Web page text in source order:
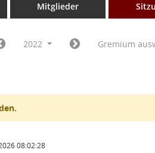
Mitglieder
2022 Gremium
08:02:28